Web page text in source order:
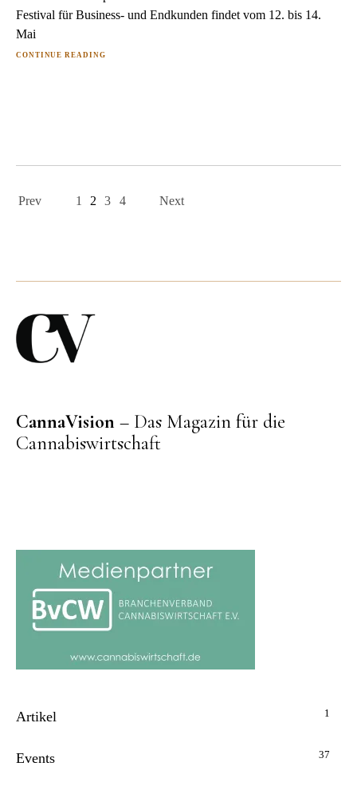
Festival für Business- und Endkunden findet vom 12. bis 14.
Mai
CONTINUE READING
Prev 1 2 3 4 Next
CannaVision – Das Magazin für die
Cannabiswirtschaft
Artikel 1
Events 37